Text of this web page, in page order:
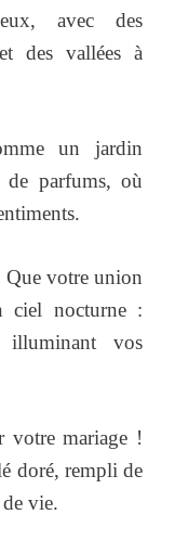
avec des
des vallées à
un jardin
parfums, où
votre union
ciel nocturne :
vos
votre mariage !
doré, rempli de
vie.